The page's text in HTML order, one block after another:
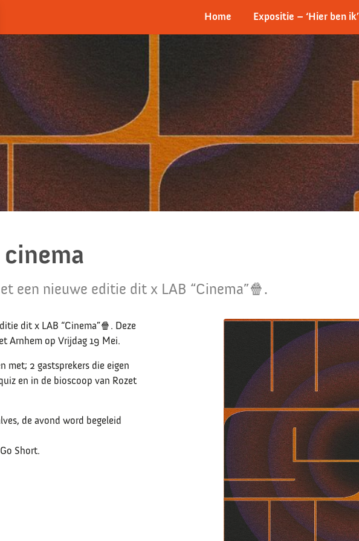
Home Expositie – ‘Hier ben ik’
een nieuwe editie dit x LAB “Cinema”🍿.
dit x LAB “Cinema”🍿 . Deze
Arnhem op Vrijdag 19 Mei.
met; 2 gastsprekers die eigen
en in de bioscoop van Rozet
, de avond word begeleid
Short.